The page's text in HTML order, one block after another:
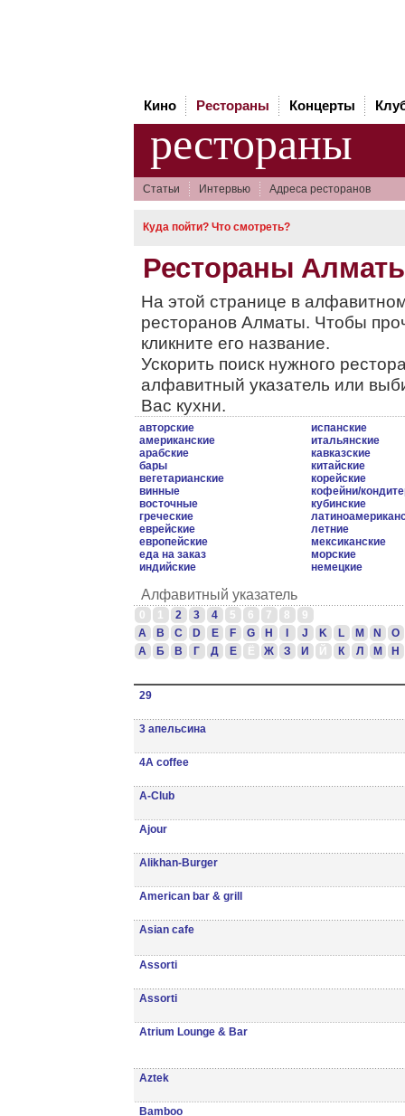
Кино Рестораны Концерты
рестораны
Статьи Интервью Адреса ресторанов
Куда пойти? Что смотреть?
Рестораны
На этой странице в
ресторанов Алматы. Чтобы
кликните его название.
Ускорить поиск нужного
алфавитный указатель или
Вас кухни.
авторские
американские
арабские
бары
вегетарианские
винные
восточные
греческие
еврейские
европейские
еда на заказ
индийские
испанские
итальянские
кавказские
китайские
корейские
кофейни/
кубинские
летние
мексиканские
морские
немецкие
Алфавитный указатель
0 1 2 3 4 5 6 7 8
9
A
B C D E F G H J K L M N
O
А
Б В Г Д Е Ё Ж З И Й К Л М Н
29
3 апельсина
4А coffee
A-Club
Ajour
Alikhan-Burger
American bar & grill
Asian cafe
Assorti
Assorti
Atrium Lounge & Bar
Aztek
Bamboo